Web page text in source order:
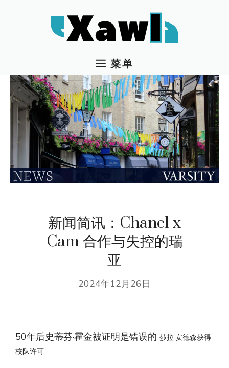
菜单
新闻简讯：Chanel x
Cam 合作与失控的瑞
亚
2024年12月26日
50年后史蒂芬·霍金被证明是错误的 莎拉·安德森获得
校队许可